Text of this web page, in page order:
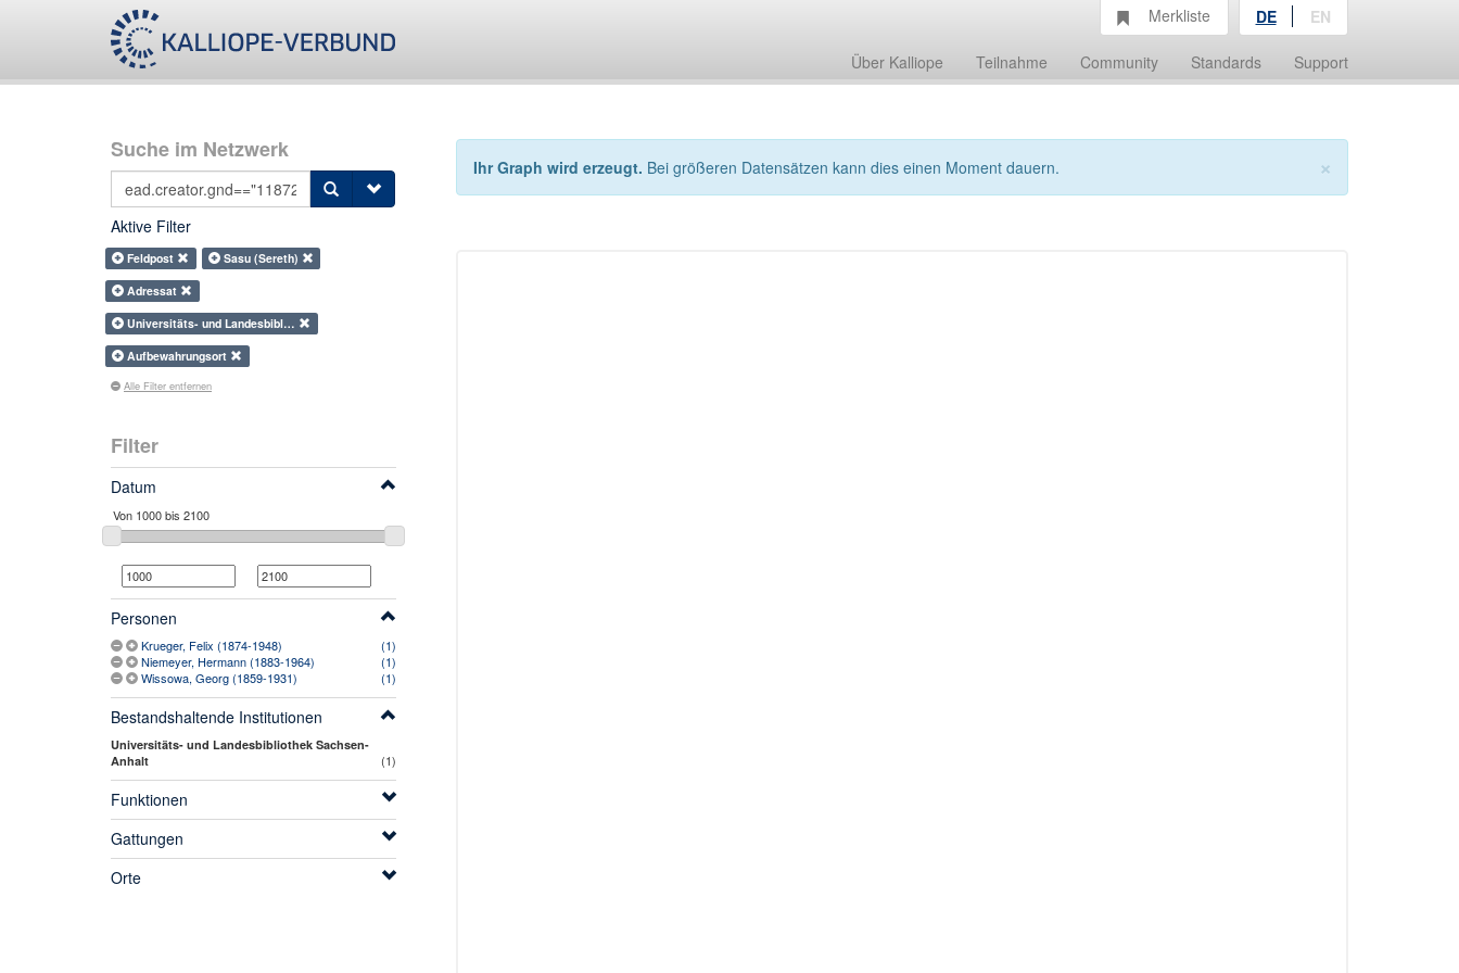
Über Kalliope Teilnahme Community Standards Support
Merkliste DE EN
Suche im Netzwerk
Aktive Filter
Feldpost
Sasu (Sereth)
Adressat
Universitäts- und Landesbibl…
Aufbewahrungsort
Alle Filter entfernen
Filter
Datum
Personen
Krueger, Felix (1874-1948)
(1)
Niemeyer, Hermann (1883-1964)
(1)
Wissowa, Georg (1859-1931)
(1)
Bestandshaltende Institutionen
Universitäts- und Landesbibliothek Sachsen-
Anhalt
(1)
Funktionen
Gattungen
Orte
×
Ihr Graph wird erzeugt. Bei größeren Datensätzen kann dies einen Moment dauern.